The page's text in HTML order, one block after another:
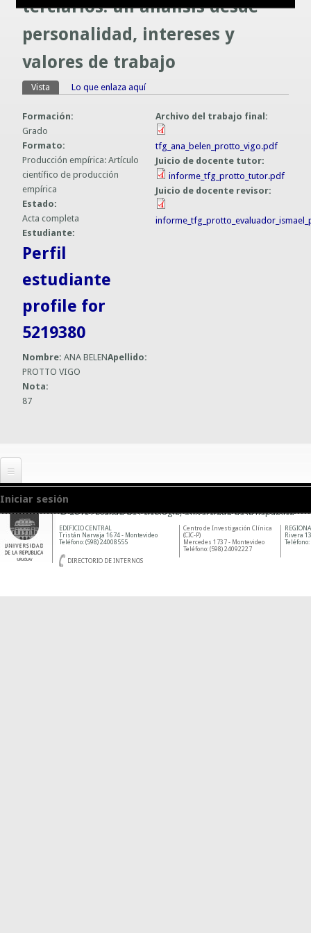
Guías UCO
terciarios: un análisis desde
personalidad, intereses y
valores de trabajo
Solapas principales
Vista (solapa activa)
Lo que enlaza aquí
Formación:
Grado
Formato:
Producción empírica: Artículo
científico de producción
empírica
Estado:
Acta completa
Estudiante:
Perfil
estudiante
profile for
5219380
Nombre:ANA BELENApellido:
PROTTO VIGO
Nota:
87
Archivo del trabajo final:
tfg_ana_belen_protto_vigo.pdf
Juicio de docente tutor:
informe_tfg_protto_tutor.pdf
Juicio de docente revisor:
Iniciar sesión
© 2010 Facultad de Psicología, Universidad de la República
Rivera
Teléfono:
Centro de Investigación Clínica
(CIC-P)
Mercedes 1737 - Montevideo
Teléfono: (598) 24092227
EDIFICIO CENTRAL
Tristán Narvaja 1674 - Montevideo
Teléfono: (598) 24008555
DIRECTORIO DE INTERNOS